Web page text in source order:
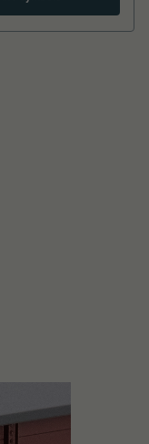
eine zufällig